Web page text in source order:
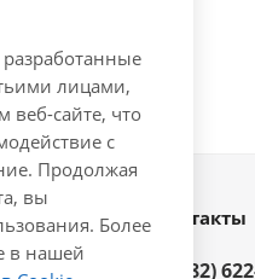
Наши контакты
+7 (8482)
лицами,
веб-сайте, что
с
Продолжая
вы
Более
в нашей